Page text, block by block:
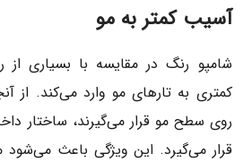
آسیب کمتر به مو
شامپو رنگ در مقایسه با بسیاری
کمتری به تارهای مو وارد می‌کند. از
روی سطح مو قرار می‌گیرند، ساختار
قرار می‌گیرد. این ویژگی باعث